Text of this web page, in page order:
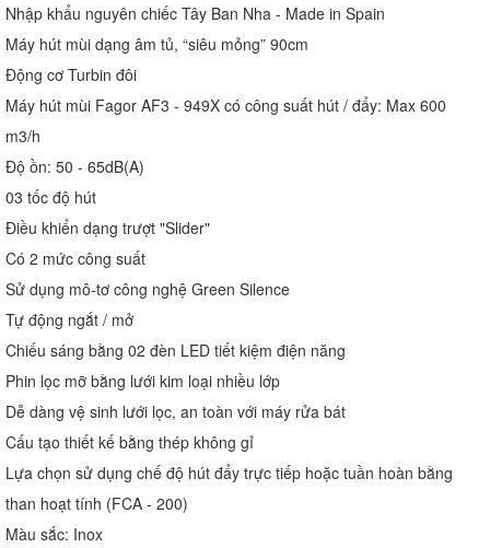
Nhập khẩu nguyên chiếc Tây Ban Nha - Made in Spain
Máy hút mùi dạng âm tủ, “siêu mỏng” 90cm
Động cơ Turbin đôi
Máy hút mùi Fagor AF3 - 949X có công suất hút / đẩy: Max 600
m3/h
Độ ồn: 50 - 65dB(A)
03 tốc độ hút
Điều khiển dạng trượt "Slider"
Có 2 mức công suất
Sử dụng mô-tơ công nghệ Green Silence
Tự động ngắt / mở
Chiếu sáng bằng 02 đèn LED tiết kiệm điện năng
Phin lọc mỡ bằng lưới kim loại nhiều lớp
Dễ dàng vệ sinh lưới lọc, an toàn với máy rửa bát
Cấu tạo thiết kế bằng thép không gỉ
Lựa chọn sử dụng chế độ hút đẩy trực tiếp hoặc tuần hoàn bằng
than hoạt tính (FCA - 200)
Màu sắc: Inox